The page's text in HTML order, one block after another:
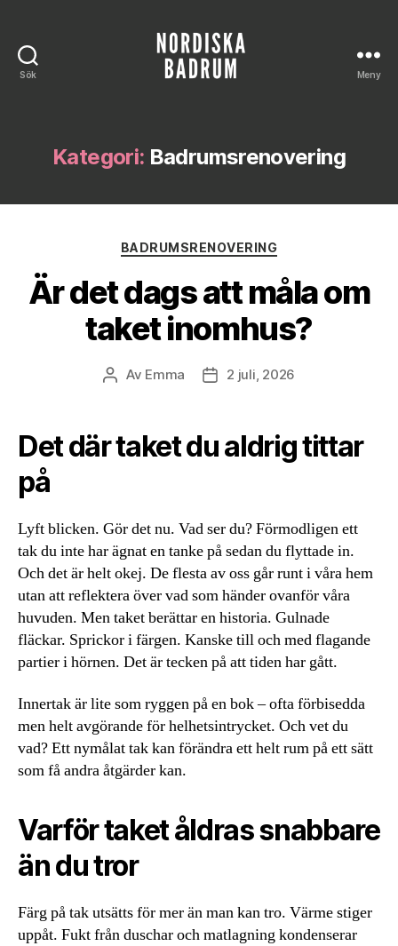
Sök Meny
Kategori: Badrumsrenovering
Kategorier
BADRUMSRENOVERING
Är det dags att måla om
taket inomhus?
Inläggsförfattare
Av Emma Inläggsdatum
2 juli, 2026
Det där taket du aldrig tittar
på
Lyft blicken. Gör det nu. Vad ser du? Förmodligen ett
tak du inte har ägnat en tanke på sedan du flyttade in.
Och det är helt okej. De flesta av oss går runt i våra hem
utan att reflektera över vad som händer ovanför våra
huvuden. Men taket berättar en historia. Gulnade
fläckar. Sprickor i färgen. Kanske till och med flagande
partier i hörnen. Det är tecken på att tiden har gått.
Innertak är lite som ryggen på en bok – ofta förbisedda
men helt avgörande för helhetsintrycket. Och vet du
vad? Ett nymålat tak kan förändra ett helt rum på ett sätt
som få andra åtgärder kan.
Varför taket åldras snabbare
än du tror
Färg på tak utsätts för mer än man kan tro. Värme stiger
uppåt. Fukt från duschar och matlagning kondenserar